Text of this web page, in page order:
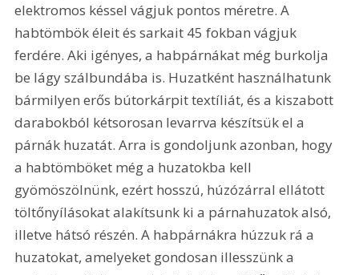
elektromos késsel vágjuk pontos méretre. A
habtömbök éleit és sarkait 45 fokban vágjuk
ferdére. Aki igényes, a habpárnákat még burkolja
be lágy szálbundába is. Huzatként használhatunk
bármilyen erős bútorkárpit textíliát, és a kiszabott
darabokból kétsorosan levarrva készítsük el a
párnák huzatát. Arra is gondoljunk azonban, hogy
a habtömböket még a huzatokba kell
gyömöszölnünk, ezért hosszú, húzózárral ellátott
töltőnyílásokat alakítsunk ki a párnahuzatok alsó,
illetve hátsó részén. A habpárnákra húzzuk rá a
huzatokat, amelyeket gondosan illesszünk a